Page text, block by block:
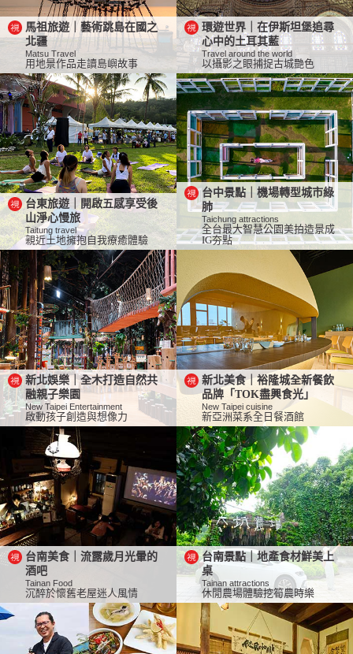
馬祖旅遊｜藝術跳島在國之
北疆
Matsu Travel
用地景作品走讀島嶼故事
環遊世界｜在伊斯坦堡追尋
心中的土耳其藍
Travel around the world
以攝影之眼捕捉古城艷色
台東旅遊｜開啟五感享受後
山淨心慢旅
Taitung travel
親近土地擁抱自我療癒體驗
台中景點｜機場轉型城市綠
肺
Taichung attractions
全台最大智慧公園美拍造景成
IG夯點
新北娛樂｜全木打造自然共
融親子樂園
New Taipei Entertainment
啟動孩子創造與想像力
新北美食｜裕隆城全新餐飲
品牌「TOK盡興食光」
New Taipei cuisine
新亞洲菜系全日餐酒館
台南美食｜流露歲月光暈的
酒吧
Tainan Food
沉醉於懷舊老屋迷人風情
台南景點｜地產食材鮮美上
桌
Tainan attractions
休閒農場體驗挖筍農時樂